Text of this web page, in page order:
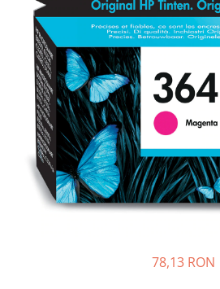
Cartuse inkjet si cerneala
Hartie
Ribbon
Developer
Consumabile imprimanta
compatibile
Tonere compatibile
Cartuse compatibile
Drum unit compatibile
78,13 RON